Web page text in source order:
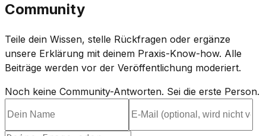
Community
Teile dein Wissen, stelle Rückfragen oder ergänze
unsere Erklärung mit deinem Praxis-Know-how. Alle
Beiträge werden vor der Veröffentlichung moderiert.
Noch keine Community-Antworten. Sei die erste Person.